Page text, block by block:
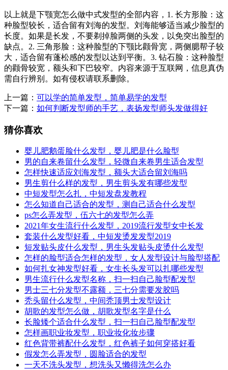
以上就是下颚宽怎么做中式发型的全部内容，1. 长方形脸：这
种脸型较长，适合留有刘海的发型。刘海能够适当减少脸型的
长度。如果是长发，不要剃掉脸两侧的头发，以免突出脸型的
缺点。2. 三角形脸：这种脸型的下颚比颧骨宽，两侧腮帮子较
大，适合留有蓬松感的发型以达到平衡。3. 钻石脸：这种脸型
的颧骨较宽，额头和下巴较窄。内容来源于互联网，信息真伪
需自行辨别。如有侵权请联系删除。
上一篇： 可以学的简单发型，简单易学的发型
下一篇： 如何判断发型师的手艺，表扬发型师头发做得好
猜你喜欢
婴儿肥鹅蛋脸什么发型，婴儿肥是什么脸型
男的自来卷留什么发型，轻微自来卷男生适合发型
怎样快速适应刘海发型，额头大适合留刘海吗
男生剪什么样的发型，男生剪头发有哪些发型
中短发型怎么扎，中短发盘发教程
怎么知道自己适合的发型，测自己适合什么发型
ps怎么弄发型，伍六七的发型怎么弄
2021年女生流行什么发型，2019流行发型女中长发
套装什么发型好看，中短发烫发发型2019
短发贴头皮什么发型，男生头发贴头皮烫什么发型
怎样的脸型适合怎样的发型，女人发型设计与脸型搭配
如何扎女神发型好看，女生长头发可以扎哪些发型
男生流行什么发型名称，扫一扫自己脸型配发型
男士三七分发型不露额，三七分需要发胶吗
秃头留什么发型，中间秃顶男士发型设计
胡歌的发型怎么做，胡歌发型名字是什么
长脸矮个适合什么发型，扫一扫自己脸型配发型
怎样画职业妆发型，职业妆化妆步骤
红色背带裤配什么发型，红色裤子如何穿搭好看
假发怎么弄发型，圆脸适合的发型
一天不洗头发型，想洗头又懒得洗怎么办